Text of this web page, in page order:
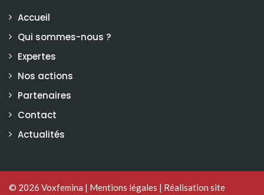
Accueil
Qui sommes-nous ?
Expertes
Nos actions
Partenaires
Contact
Actualités
© 2026 Voxfemina | Mentions légales | Réalisation site